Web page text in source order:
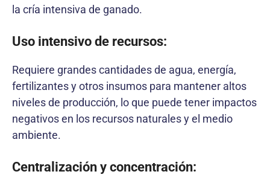
la cría intensiva de ganado.
Uso intensivo de recursos:
Requiere grandes cantidades de agua, energía,
fertilizantes y otros insumos para mantener altos
niveles de producción, lo que puede tener impactos
negativos en los recursos naturales y el medio
ambiente.
Centralización y concentración: